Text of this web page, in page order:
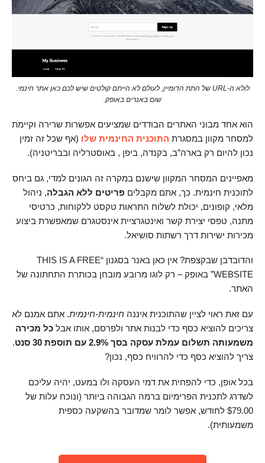
לולא ה-URL של התת הדומיין, לעולם לא הייתם קולטים שיש לכם כאן אתר חינמי.
שום באנרים באופק.
הוא אחד מבוני האתרים הבודדים שמציעים אפשרות שרירה וקיימת
למסחר מקוון במסגרת התוכנית החינמית שלו (אף שכל זה זמין
נכון להיום רק בארה”ב, בקנדה, ביפן , באוסטרליה ובבריטניה).
מאפיינים המסחר המקוון שישנם במקרה זה הגונים למדי, גם ביחס
לתוכנית חינמית. כך, אתם מקבלים פריטים ללא הגבלה, ניהול
מלאי, קופונים, יכולת לשלוח התראות טקסט ללקוחות, כרטיסי
מתנה, טפסי יצירת קשר ואינטגרציית אינסטגרם שמאפשרת ביצוע
מכירות ישירות דרך רשתות סושיאל.
והדובדבן שבקצפת? אין כאן באנר בסגנון “THIS IS A FREE
WEBSITE” באופק – רק לוגו מרובע מובחן בכותרת התחתונה של
האתר.
עם זאת ראוי לציין שהתוכנית איננה חינמית-חינמית. אתם אמנם לא
צריכים להוציא כסף כדי לבנות אתר ולפרסם, אותו אבל כל מכירה
משמעותה תשלום עמלת עסקה בסך 2.9% עם תוספת 30 סנט
.
צריך להוציא כסף כדי להרוויח כסף, נכון?
בכל אופן, כדי להפחית את דמי העסקה ולו במעט, יהיה עליכם
לשדרג לתכנית הפרימיום ברמה הגבוהה ביותר (ונוכח עלות של
$79.00
לחודש, אפשר לומר שמדובר בהשקעה כספית
משמעותית).